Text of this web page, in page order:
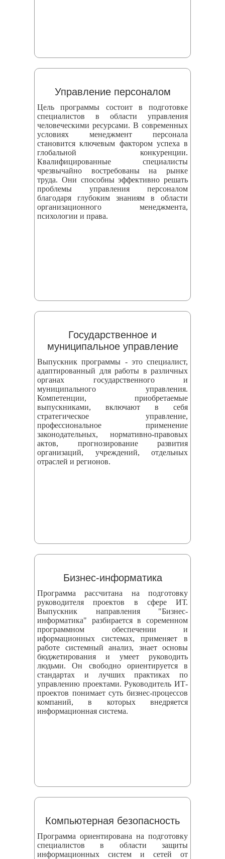
Управление персоналом
Цель программы состоит в подготовке
специалистов в области управления
человеческими ресурсами. В современных
условиях менеджмент персонала
становится ключевым фактором успеха в
глобальной конкуренции.
Квалифицированные специалисты
чрезвычайно востребованы на рынке
труда. Они способны эффективно решать
проблемы управления персоналом
благодаря глубоким знаниям в области
организационного менеджмента,
психологии и права.
Государственное и
муниципальное управление
Выпускник программы - это специалист,
адаптированный для работы в различных
органах государственного и
муниципального управления.
Компетенции, приобретаемые
выпускниками, включают в себя
стратегическое управление,
профессиональное применение
законодательных, нормативно-правовых
актов, прогнозирование развития
организаций, учреждений, отдельных
отраслей и регионов.
Бизнес-информатика
Программа рассчитана на подготовку
руководителя проектов в сфере ИТ.
Выпускник направления "Бизнес-
информатика" разбирается в соременном
программном обеспечении и
иформационных системах, применяет в
работе системный анализ, знает основы
бюджетирования и умеет руководить
людьми. Он свободно ориентируется в
стандартах и лучших практиках по
управлению проектами. Руководитель ИТ-
проектов понимает суть бизнес-процессов
компаний, в которых внедряется
информационная система.
Компьютерная безопасность
Программа ориентирована на подготовку
специалистов в области защиты
информационных систем и сетей от